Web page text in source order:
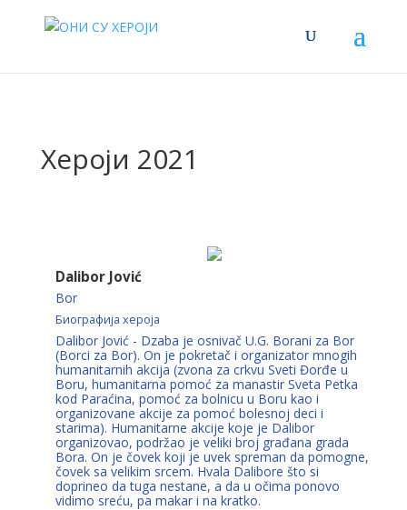
Хероји 2021
Dalibor Jović
Bor
Биографија хероја
Dalibor Jović - Dzaba je osnivač U.G. Borani za Bor
(Borci za Bor). On je pokretač i organizator mnogih
humanitarnih akcija (zvona za crkvu Sveti Đorđe u
Boru, humanitarna pomoć za manastir Sveta Petka
kod Paraćina, pomoć za bolnicu u Boru kao i
organizovane akcije za pomoć bolesnoj deci i
starima). Humanitarne akcije koje je Dalibor
organizovao, podržao je veliki broj građana grada
Bora. On je čovek koji je uvek spreman da pomogne,
čovek sa velikim srcem. Hvala Dalibore što si
doprineo da tuga nestane, a da u očima ponovo
vidimo sreću, pa makar i na kratko.